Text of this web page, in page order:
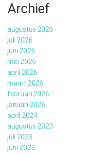
Archief
augustus 2026
juli 2026
juni 2026
mei 2026
april 2026
maart 2026
februari 2026
januari 2026
april 2024
augustus 2023
juli 2023
juni 2023